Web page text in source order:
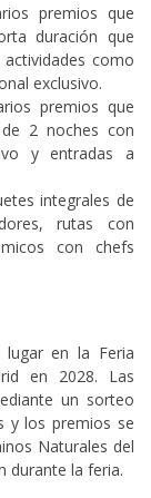
premios que
duración que
como
exclusivo.
premios que
2 noches con
y entradas a
integrales de
rutas con
con chefs
en la Feria
en 2028. Las
un sorteo
y los premios se
Naturales del
durante la feria.